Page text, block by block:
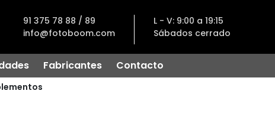
91 375 78 88 / 89
info@fotoboom.com
L - V: 9:00 a 19:15
Sábados cerrado
Fabricantes
Contacto